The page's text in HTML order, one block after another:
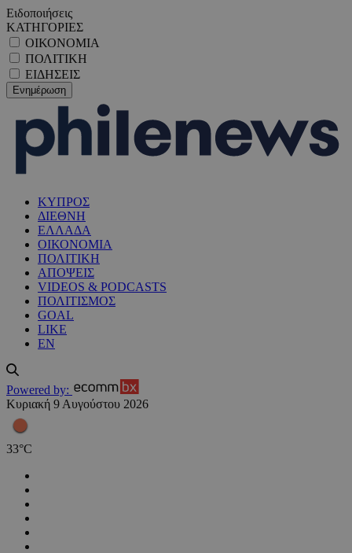
Ειδοποιήσεις
ΚΑΤΗΓΟΡΙΕΣ
ΟΙΚΟΝΟΜΙΑ
ΠΟΛΙΤΙΚΗ
ΕΙΔΗΣΕΙΣ
ΚΥΠΡΟΣ
ΔΙΕΘΝΗ
ΕΛΛΑΔΑ
ΟΙΚΟΝΟΜΙΑ
ΠΟΛΙΤΙΚΗ
ΑΠΟΨΕΙΣ
VIDEOS & PODCASTS
ΠΟΛΙΤΙΣΜΟΣ
GOAL
LIKE
EN
Powered by:
Κυριακή 9 Αυγούστου 2026
33°C